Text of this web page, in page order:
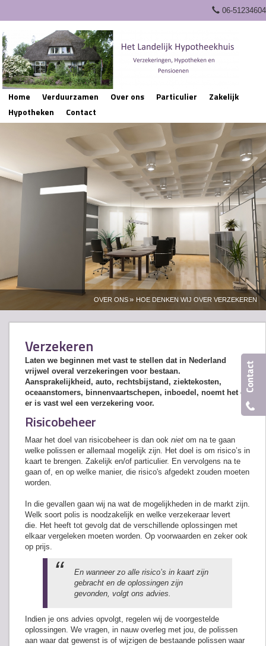
06-51234604
Home Verduurzamen Over ons Particulier
Zakelijk
Hypotheken
Contact
OVER ONS» HOE DENKEN WIJ OVER VERZEKEREN
Verzekeren
Laten we beginnen met vast te stellen dat in Nederland
vrijwel overal verzekeringen voor bestaan.
Aansprakelijkheid, auto, rechtsbijstand, ziektekosten,
oceaanstomers, binnenvaartschepen, inboedel, noemt het en
er is vast wel een verzekering voor.
Risicobeheer
Maar het doel van risicobeheer is dan ook niet om na te gaan
welke polissen er allemaal mogelijk zijn. Het doel is om risico’s in
kaart te brengen. Zakelijk en/of particulier. En vervolgens na te
gaan of, en op welke manier, die risico's afgedekt zouden moeten
worden.
In die gevallen gaan wij na wat de mogelijkheden in de markt zijn.
Welk soort polis is noodzakelijk en welke verzekeraar levert
die. Het heeft tot gevolg dat de verschillende oplossingen met
elkaar vergeleken moeten worden. Op voorwaarden en zeker ook
op prijs.
En wanneer zo alle risico’s in kaart zijn
gebracht en de oplossingen zijn
gevonden, volgt ons advies.
Indien je ons advies opvolgt, regelen wij de voorgestelde
oplossingen. We vragen, in nauw overleg met jou, de polissen
aan waar dat gewenst is of wijzigen de bestaande polissen waar